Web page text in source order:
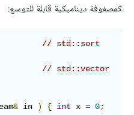
كمصفوفة ديناميكية قابلة للتوسع:
// std::sort
// std::vector
& in ) { int x = 0;